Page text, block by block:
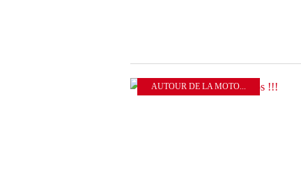
AUTOUR DE LA MOTO...